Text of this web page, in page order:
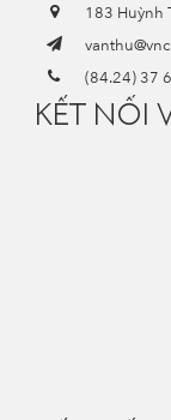
183 Huỳnh
(84.24) 37
KẾT NỐI